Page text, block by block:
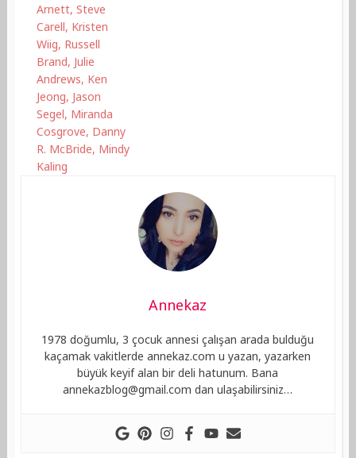
Arnett, Steve
Carell, Kristen
Wiig, Russell
Brand, Julie
Andrews, Ken
Jeong, Jason
Segel, Miranda
Cosgrove, Danny
R. McBride, Mindy
Kaling
Annekaz
1978 doğumlu, 3 çocuk annesi çalışan arada bulduğu
kaçamak vakitlerde annekaz.com u yazan, yazarken
büyük keyif alan bir deli hatunum. Bana
annekazblog@gmail.com dan ulaşabilirsiniz…